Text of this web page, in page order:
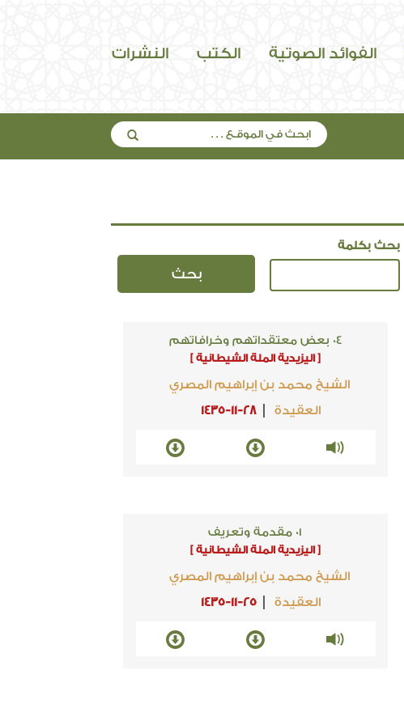
الفوائد الصوتية الكتب النشرات
بحث بكلمة
04 بعض معتقداتهم وخرافاتهم
[ اليزيدية الملة الشيطانية ]
الشيخ محمد بن إبراهيم المصري
العقيدة
1435-11-28
01 مقدمة وتعريف
[ اليزيدية الملة الشيطانية ]
الشيخ محمد بن إبراهيم المصري
العقيدة
1435-11-25